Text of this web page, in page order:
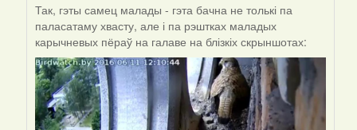
Так, гэты самец малады - гэта бачна не толькі па
паласатаму хвасту, але і па рэштках маладых
карычневых пёраў на галаве на блізкіх скрыншотах: